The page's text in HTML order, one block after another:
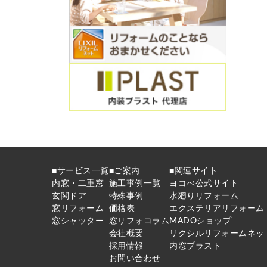
■サービス一覧
内窓・二重窓
玄関ドア
窓リフォーム
窓シャッター
■ご案内
施工事例一覧
特殊事例
価格表
窓リフォコラム
会社概要
採用情報
お問い合わせ
■関連サイト
ヨコべ公式サイト
水廻りリフォーム
エクステリアリフォーム
MADOショップ
リクシルリフォームネッ
内窓プラスト